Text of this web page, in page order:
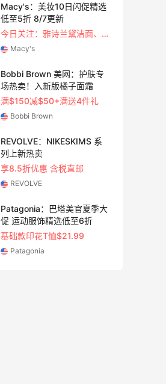
Macy's：美妆10日闪促精选
低至5折 8/7更新
今日关注：雅诗兰黛洁面、兰蔻遮瑕等
Macy's
Bobbi Brown 美网：护肤专
场热卖！入新版橘子面霜
满$150减$50+满送4件礼
Bobbi Brown
REVOLVE：NIKESKIMS 系
列上新热卖
享8.5折优惠 含税直邮
REVOLVE
Patagonia：巴塔美官夏季大
促 运动服饰精选低至6折
基础款印花T恤$21.99
Patagonia